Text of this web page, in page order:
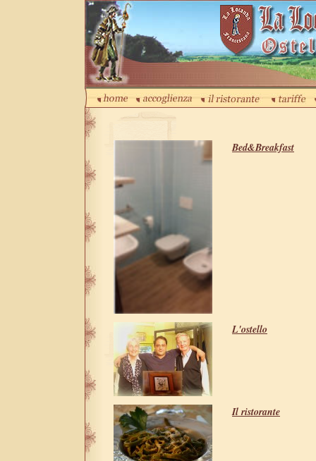
Bed&Breakfast
L'ostello
Il ristorante